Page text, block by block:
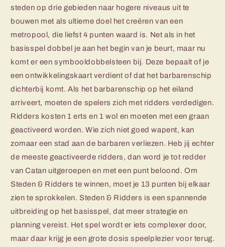
steden op drie gebieden naar hogere niveaus uit te
bouwen met als ultieme doel het creëren van een
metropool, die liefst 4 punten waard is. Net als in het
basisspel dobbel je aan het begin van je beurt, maar nu
komt er een symbooldobbelsteen bij. Deze bepaalt of je
een ontwikkelingskaart verdient of dat het barbarenschip
dichterbij komt. Als het barbarenschip op het eiland
arriveert, moeten de spelers zich met ridders verdedigen.
Ridders kosten 1 erts en 1 wol en moeten met een graan
geactiveerd worden. Wie zich niet goed wapent, kan
zomaar een stad aan de barbaren verliezen. Heb jij echter
de meeste geactiveerde ridders, dan word je tot redder
van Catan uitgeroepen en met een punt beloond. Om
Steden & Ridders te winnen, moet je 13 punten bij elkaar
zien te sprokkelen. Steden & Ridders is een spannende
uitbreiding op het basisspel, dat meer strategie en
planning vereist. Het spel wordt er iets complexer door,
maar daar krijg je een grote dosis speelplezier voor terug.